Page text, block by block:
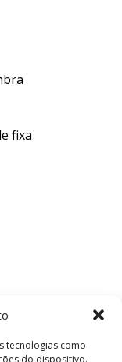
tecnologias como
do dispositivo.
fixa